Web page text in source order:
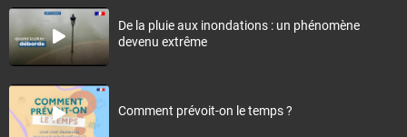
De la pluie aux inondations : un phénomène
devenu extrême
Comment prévoit-on le temps ?